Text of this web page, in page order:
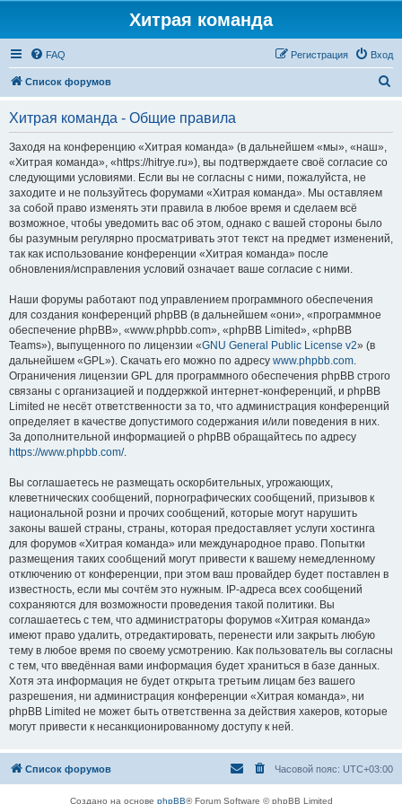
Хитрая команда
FAQ Вход
Регистрация
Список форумов
Хитрая команда - Общие правила
Заходя на конференцию «Хитрая команда» (в дальнейшем «мы», «наш»,
«Хитрая команда», «https://hitrye.ru»), вы подтверждаете своё согласие со
следующими условиями. Если вы не согласны с ними, пожалуйста, не
заходите и не пользуйтесь форумами «Хитрая команда». Мы оставляем
за собой право изменять эти правила в любое время и сделаем всё
возможное, чтобы уведомить вас об этом, однако с вашей стороны было
бы разумным регулярно просматривать этот текст на предмет изменений,
так как использование конференции «Хитрая команда» после
обновления/исправления условий означает ваше согласие с ними.
Наши форумы работают под управлением программного обеспечения
для создания конференций phpBB (в дальнейшем «они», «программное
обеспечение phpBB», «www.phpbb.com», «phpBB Limited», «phpBB
Teams»), выпущенного по лицензии «GNU General Public License v2» (в
дальнейшем «GPL»). Скачать его можно по адресу www.phpbb.com.
Ограничения лицензии GPL для программного обеспечения phpBB строго
связаны с организацией и поддержкой интернет-конференций, и phpBB
Limited не несёт ответственности за то, что администрация конференций
определяет в качестве допустимого содержания и/или поведения в них.
За дополнительной информацией о phpBB обращайтесь по адресу
https://www.phpbb.com/.
Вы соглашаетесь не размещать оскорбительных, угрожающих,
клеветнических сообщений, порнографических сообщений, призывов к
национальной розни и прочих сообщений, которые могут нарушить
законы вашей страны, страны, которая предоставляет услуги хостинга
для форумов «Хитрая команда» или международное право. Попытки
размещения таких сообщений могут привести к вашему немедленному
отключению от конференции, при этом ваш провайдер будет поставлен в
известность, если мы сочтём это нужным. IP-адреса всех сообщений
сохраняются для возможности проведения такой политики. Вы
соглашаетесь с тем, что администраторы форумов «Хитрая команда»
имеют право удалить, отредактировать, перенести или закрыть любую
тему в любое время по своему усмотрению. Как пользователь вы согласны
с тем, что введённая вами информация будет храниться в базе данных.
Хотя эта информация не будет открыта третьим лицам без вашего
разрешения, ни администрация конференции «Хитрая команда», ни
phpBB Limited не может быть ответственна за действия хакеров, которые
могут привести к несанкционированному доступу к ней.
Список форумов Часовой пояс: UTC+03:00
Создано на основе phpBB® Forum Software © phpBB Limited